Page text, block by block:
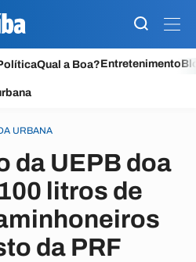
Qual a Boa?Entretenimento
URBANA
da UEPB doa
litros de
da PRF